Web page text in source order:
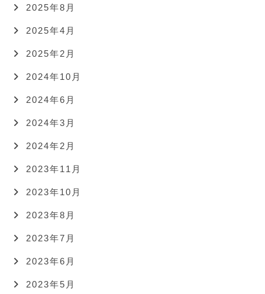
2025年8月
2025年4月
2025年2月
2024年10月
2024年6月
2024年3月
2024年2月
2023年11月
2023年10月
2023年8月
2023年7月
2023年6月
2023年5月